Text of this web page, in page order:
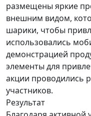
размещены яркие
внешним видом,
шарики, чтобы
использовались
демонстрацией
элементы для
акции проводились
участников.
Результат